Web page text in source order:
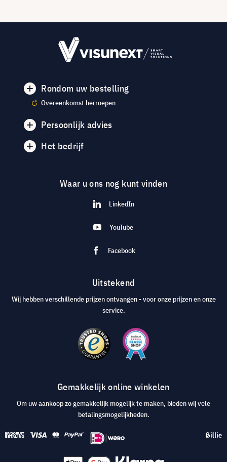
Rondom uw bestelling
Overeenkomst herroepen
Persoonlijk advies
Het bedrijf
Waar u ons nog kunt vinden
LinkedIn
YouTube
Facebook
Uitstekend
Wij hebben verschillende prijzen ontvangen - voor onze prijzen en onze
service.
Gemakkelijk online winkelen
Om uw aankoop zo gemakkelijk mogelijk te maken, bieden wij vele
betalingsmogelijkheden.